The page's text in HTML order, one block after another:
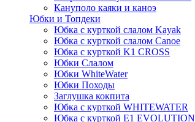
Кануполо каяки и каноэ
Юбки и Топдеки
Юбка с курткой слалом Kayak
Юбка с курткой слалом Canoe
Юбка с курткой K1 CROSS
Юбки Слалом
Юбки WhiteWater
Юбки Походы
Заглушка кокпита
Юбка с курткой WHITEWATER
Юбка с курткой E1 EVOLUTION